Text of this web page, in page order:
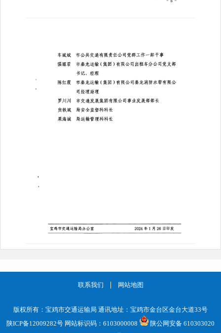
联系我们 网站地图
版权所有：宝鸡市交通运输局 通讯地址：宝鸡市金台区金台大道33号
陕ICP备12009282号 网站标识码：6103000008
陕公网安备 610303020